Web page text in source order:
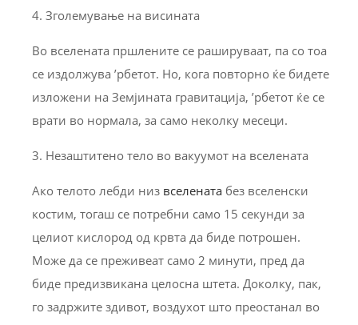
4. Зголемување на висината
Во вселената пршлените се рашируваат, па со тоа
се издолжува ’рбетот. Но, кога повторно ќе бидете
изложени на Земјината гравитација, ’рбетот ќе се
врати во нормала, за само неколку месеци.
3. Незаштитено тело во вакуумот на вселената
Ако телото лебди низ вселената без вселенски
костим, тогаш се потребни само 15 секунди за
целиот кислород од крвта да биде потрошен.
Може да се преживеат само 2 минути, пред да
биде предизвикана целосна штета. Доколку, пак,
го задржите здивот, воздухот што преостанал во